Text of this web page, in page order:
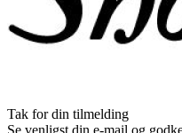
Tak for din tilmelding
Se venligst din e-mail og